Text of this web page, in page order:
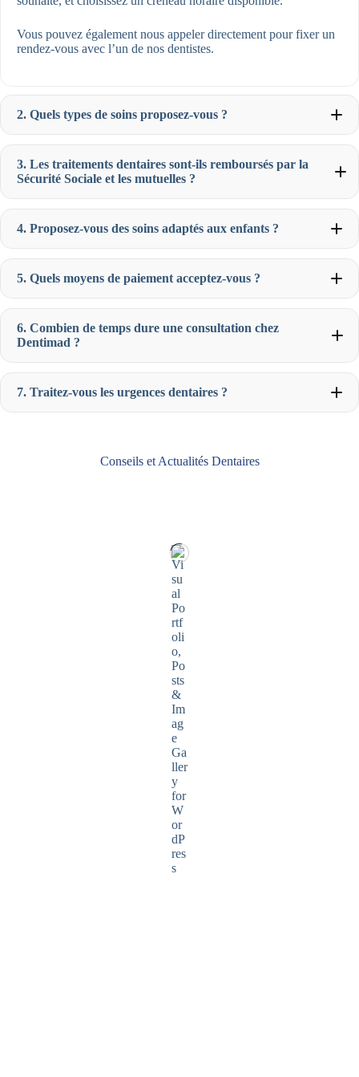
Vous pouvez également nous appeler directement pour fixer un
rendez-vous avec l’un de nos dentistes.
2. Quels types de soins proposez-vous ?
Chirurgie buccale(extraction de dents de sagesse,
garantir des résultats durables et adaptés à votre situation.
Soins préventifs(détartrage, contrôle régulier)
Implants dentairespour remplacer les dents manquantes
Orthodontiepour enfants et adultes, avec des options
discrètes comme Invisalign
3. Les traitements dentaires sont-ils remboursés par la
Sécurité Sociale et les mutuelles ?
4. Proposez-vous des soins adaptés aux enfants ?
5. Quels moyens de paiement acceptez-vous ?
Virement bancaire Pour les traitements plus coûteux
proposons également des solutions de financement
personnalisées pour échelonner les paiements sur
Carte bancaire (Visa, Mastercard)
6. Combien de temps dure une consultation chez
Dentimad ?
temps de bien vous expliquer chaque étape du soin et de
7. Traitez-vous les urgences dentaires ?
Conseils et Actualités Dentaires